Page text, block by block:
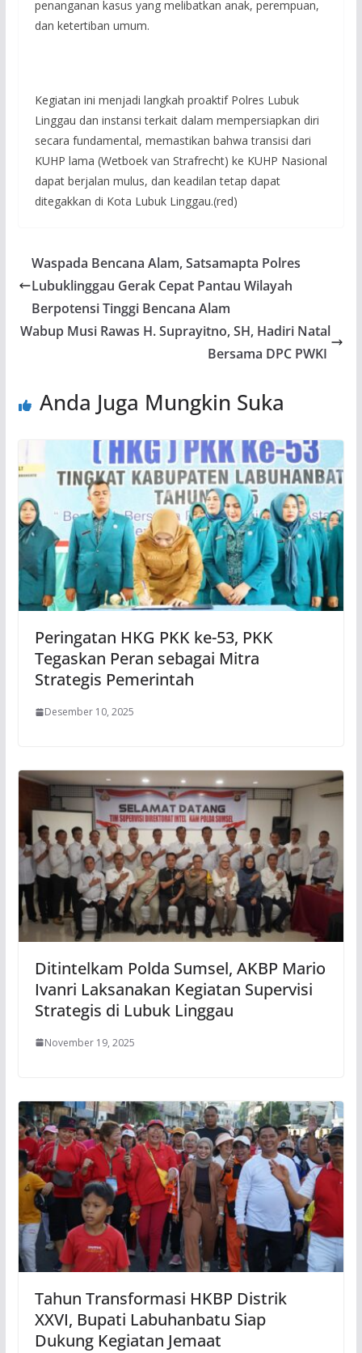
penanganan kasus yang melibatkan anak, perempuan,
dan ketertiban umum.
Kegiatan ini menjadi langkah proaktif Polres Lubuk
Linggau dan instansi terkait dalam mempersiapkan diri
secara fundamental, memastikan bahwa transisi dari
KUHP lama (Wetboek van Strafrecht) ke KUHP Nasional
dapat berjalan mulus, dan keadilan tetap dapat
ditegakkan di Kota Lubuk Linggau.(red)
Waspada Bencana Alam, Satsamapta Polres
Lubuklinggau Gerak Cepat Pantau Wilayah
Berpotensi Tinggi Bencana Alam
Wabup Musi Rawas H. Suprayitno, SH, Hadiri Natal
Bersama DPC PWKI
Anda Juga Mungkin Suka
Peringatan HKG PKK ke-53, PKK
Tegaskan Peran sebagai Mitra
Strategis Pemerintah
Desember 10, 2025
Ditintelkam Polda Sumsel, AKBP Mario
Ivanri Laksanakan Kegiatan Supervisi
Strategis di Lubuk Linggau
November 19, 2025
Tahun Transformasi HKBP Distrik
XXVI, Bupati Labuhanbatu Siap
Dukung Kegiatan Jemaat